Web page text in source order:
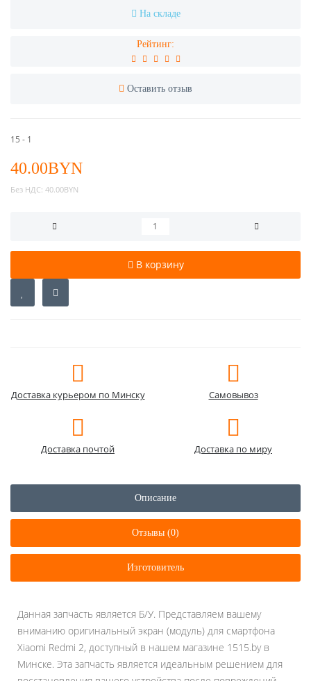
На складе
Рейтинг:
Оставить отзыв
15 - 1
40.00BYN
Без НДС: 40.00BYN
В корзину
Доставка курьером по Минску Самовывоз
Доставка почтой Доставка по миру
Описание
Отзывы (0)
Изготовитель
Данная запчасть является Б/У. Представляем вашему
вниманию оригинальный экран (модуль) для смартфона
Xiaomi Redmi 2, доступный в нашем магазине 1515.by в
Минске. Эта запчасть является идеальным решением для